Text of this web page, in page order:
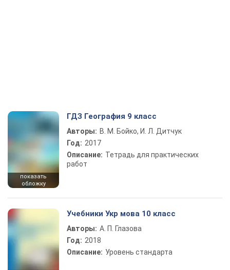
показать
обложку
ГДЗ География 9 класс
Авторы: В. М. Бойко, И. Л. Дитчук
Год: 2017
Описание: Тетрадь для практических
работ
Учебники Укр мова 10 класс
Авторы: А. П. Глазова
Год: 2018
Описание: Уровень стандарта